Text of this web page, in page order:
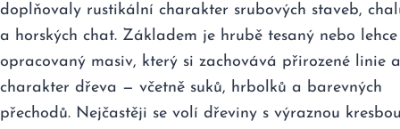
doplňovaly rustikální charakter srubových staveb,
a horských chat. Základem je hrubě tesaný nebo lehce
opracovaný masiv, který si zachovává přirozené linie a
charakter dřeva — včetně suků, hrbolků a barevných
přechodů. Nejčastěji se volí dřeviny s výraznou